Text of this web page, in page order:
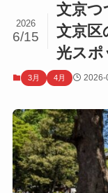
文京
文京
光スポ
2026
6/15
3月 4月 2026-